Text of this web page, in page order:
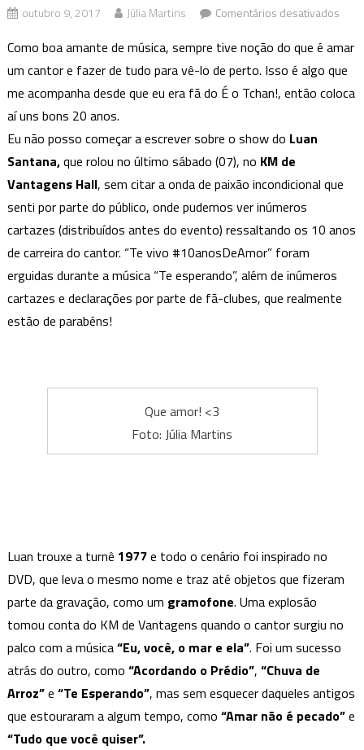
outubro 9, 2017 Júlia Martins Comentários desativadosem
turnê
Como boa amante de música, sempre tive noção do que é amar
um cantor e fazer de tudo para vê-lo de perto. Isso é algo que
me acompanha desde que eu era fã do É o Tchan!, então coloca
aí uns bons 20 anos.
Eu não posso começar a escrever sobre o show do Luan
Santana,que rolou no último sábado (07), no KM de
Vantagens Hall, sem citar a onda de paixão incondicional que
senti por parte do público, onde pudemos ver inúmeros
cartazes (distribuídos antes do evento) ressaltando os 10 anos
de carreira do cantor. “Te vivo #10anosDeAmor” foram
erguidas durante a música “Te esperando”, além de inúmeros
cartazes e declarações por parte de fã-clubes, que realmente
estão de parabéns!
Que amor! <3
Foto: Júlia Martins
Luan trouxe a turnê 1977e todo o cenário foi inspirado no
DVD, que leva o mesmo nome e traz até objetos que fizeram
parte da gravação, como um gramofone. Uma explosão
tomou conta do KM de Vantagens quando o cantor surgiu no
palco com a música“Eu, você, o mar e ela”. Foi um sucesso
atrás do outro, como “Acordando o Prédio”, “Chuva de
Arroz”e “Te Esperando”, mas sem esquecer daqueles antigos
que estouraram a algum tempo, como “Amar não é pecado”e
“Tudo que você quiser”.